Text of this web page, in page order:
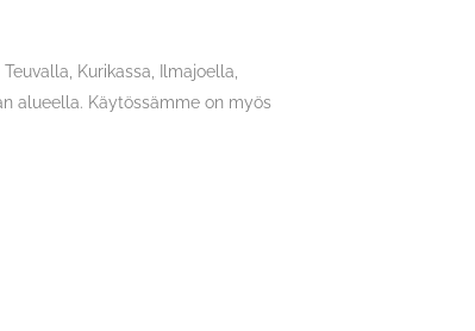
Kurikassa, Ilmajoella,
alueella. Käytössämme on myös